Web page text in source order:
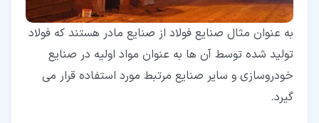
به عنوان مثال صنایع فولاد از صنایع مادر هستند که فولاد
تولید شده توسط آن ها به عنوان مواد اولیه در صنایع
خودروسازی و سایر صنایع مرتبط مورد استفاده قرار می
گیرد.